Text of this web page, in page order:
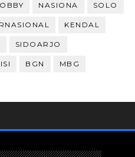
NASIONA SOLO
KENDAL
SIDOARJO
BGN MBG